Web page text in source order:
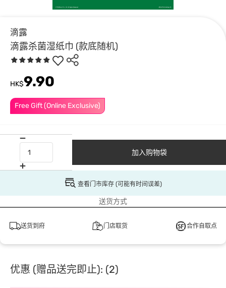
滴露
滴露杀菌湿纸巾 (款底随机)
Free Gift (Online Exclusive)
HK$9.90
加入购物袋
查看门市库存 (可能有时间误差)
送货方式
送货到府 门店取货 合作自取点
优惠 (赠品送完即止): (2)